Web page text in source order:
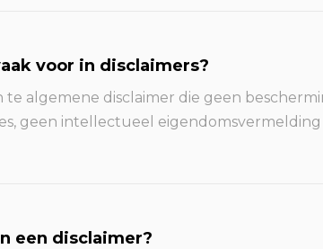
voor in disclaimers?
algemene disclaimer die geen
geen intellectueel
een disclaimer?